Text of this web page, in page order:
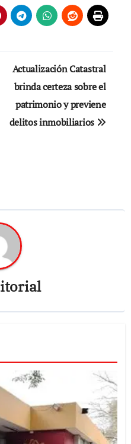
Actualización Catastral
brinda certeza sobre el
patrimonio y previene
delitos inmobiliarios